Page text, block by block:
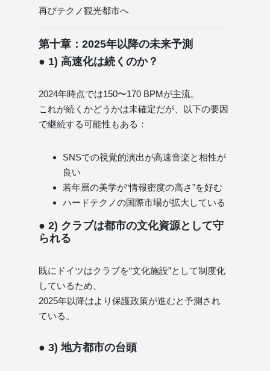
再びテクノ観光都市へ
第十章：2025年以降の未来予測
● 1) 高速化は続くのか？
2024年時点では150〜170 BPMが主流。
これが続くかどうかは未確定だが、以下の要因
で継続する可能性もある：
SNSでの視覚的演出が高速音楽と相性が
良い
若年層の美学が“情報密度の高さ”を好む
ハードテクノの国際市場が拡大している
● 2) クラブは都市の文化資源として守
られる
既にドイツはクラブを“文化施設”として制度化
しているため、
2025年以降はより保護政策が進むと予測され
ている。
● 3) 地方都市の台頭